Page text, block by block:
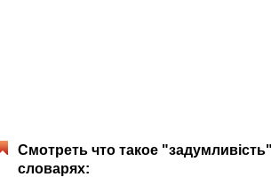
Смотреть что такое
словарях: